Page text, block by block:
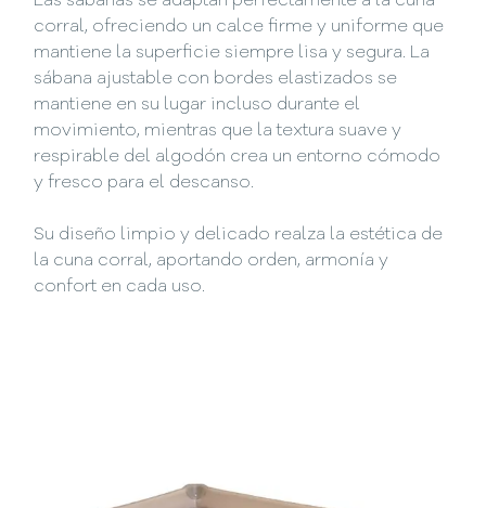
corral, ofreciendo un calce firme y uniforme que
mantiene la superficie siempre lisa y segura. La
sábana ajustable con bordes elastizados se
mantiene en su lugar incluso durante el
movimiento, mientras que la textura suave y
respirable del algodón crea un entorno cómodo
y fresco para el descanso.
Su diseño limpio y delicado realza la estética de
la cuna corral, aportando orden, armonía y
confort en cada uso.